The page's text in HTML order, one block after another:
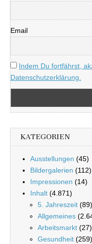
Email
Indem Du fortfährst,
Datenschutzerklärung.
KATEGORIEN
Ausstellungen (45)
Bildergalerien (112)
Impressionen (14)
Inhalt (4.871)
5. Jahreszeit (89)
Allgemeines
Arbeitsmarkt (27)
Gesundheit (259)